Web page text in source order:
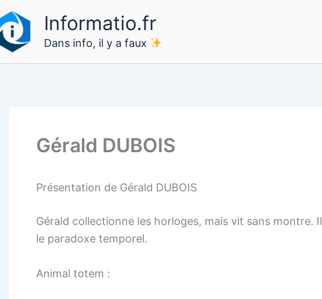
Informatio.fr
Dans info, il y a faux
Gérald DUBOIS
Présentation de Gérald DUBOIS
Gérald collectionne les horloges, mais vit sans montre.
le paradoxe temporel.
Animal totem :